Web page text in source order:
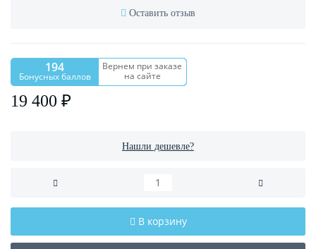
Оставить отзыв
194
Бонусных баллов
Вернем при заказе
на сайте
19 400 ₽
Нашли дешевле?
В корзину